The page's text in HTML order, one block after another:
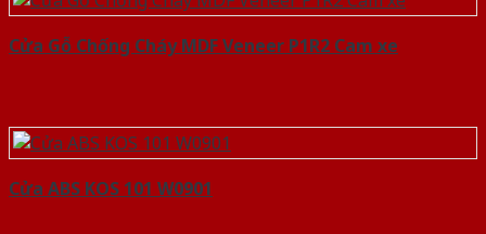
Cửa Gỗ Chống Cháy MDF Veneer P1R2 Cam xe
Cửa ABS KOS 101 W0901